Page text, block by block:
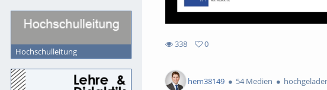
Hochschulleitung
338
views
0
hem38149
54 Medien